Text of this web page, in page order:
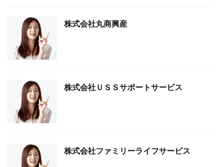
株式会社丸商興産
株式会社ＵＳＳサポートサービス
株式会社ファミリーライフサービス